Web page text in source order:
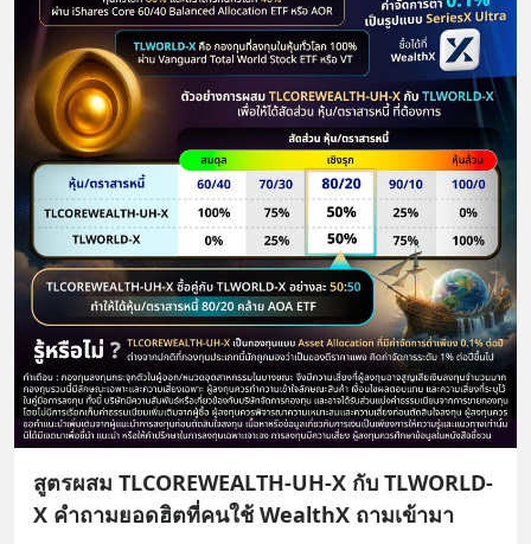
สูตรผสม TLCOREWEALTH-UH-X กับ TLWORLD-
X คำถามยอดฮิตที่คนใช้ WealthX ถามเข้ามา